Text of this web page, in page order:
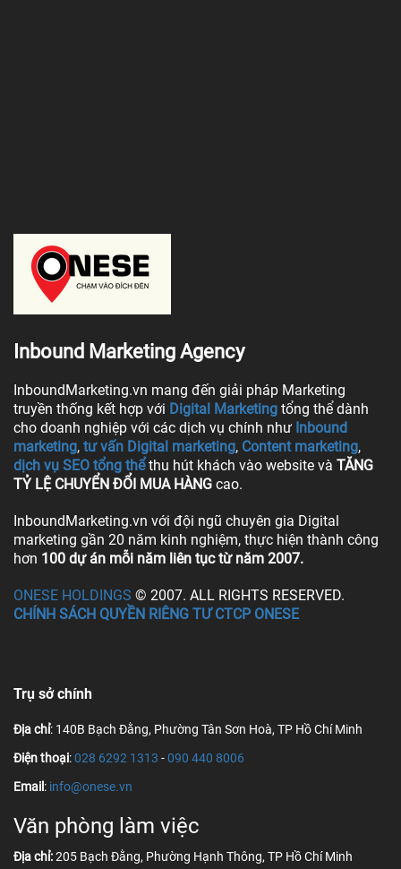
Inbound Marketing Agency
InboundMarketing.vn mang đến giải pháp Marketing
truyền thống kết hợp với Digital Marketing tổng thể dành
cho doanh nghiệp với các dịch vụ chính như Inbound
marketing, tư vấn Digital marketing, Content marketing,
dịch vụ SEO tổng thể thu hút khách vào website và TĂNG
TỶ LỆ CHUYỂN ĐỔI MUA HÀNG cao.
InboundMarketing.vn với đội ngũ chuyên gia Digital
marketing gần 20 năm kinh nghiệm, thực hiện thành công
hơn 100 dự án mỗi năm liên tục từ năm 2007.
ONESE HOLDINGS © 2007. ALL RIGHTS RESERVED.
CHÍNH SÁCH QUYỀN RIÊNG TƯ CTCP ONESE
Trụ sở chính
Địa chỉ: 140B Bạch Đằng, Phường Tân Sơn Hoà, TP Hồ Chí Minh
Điện thoại:028 6292 1313 -090 440 8006
Email: info@onese.vn
Văn phòng làm việc
Địa chỉ:205 Bạch Đằng, Phường Hạnh Thông, TP Hồ Chí Minh